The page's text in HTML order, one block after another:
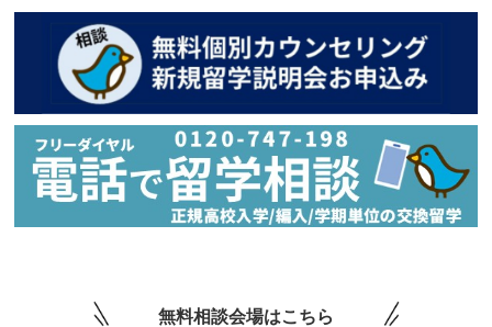
無料相談会場はこちら